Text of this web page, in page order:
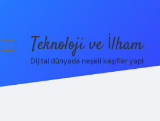
menüyüTeknoloji ve İlham
Dijital dünyada neşeli keşifler yap!